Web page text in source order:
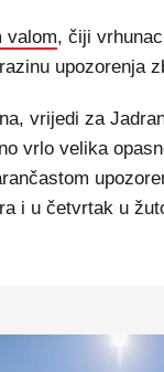
valom, čiji
upozorenja
vrijedi za
vrlo velika
i u četvrtak u